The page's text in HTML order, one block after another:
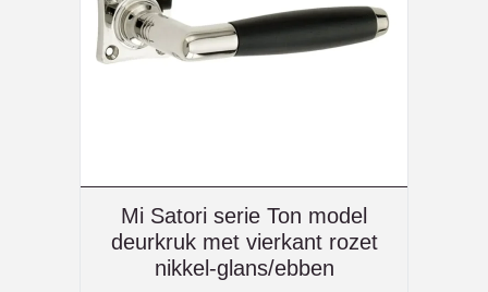
Mi Satori serie Ton model
deurkruk met vierkant rozet
nikkel-glans/ebben